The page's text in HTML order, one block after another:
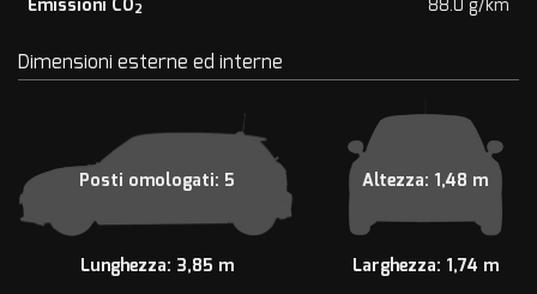
Emissioni CO2 88.0 g/km
Dimensioni esterne ed interne
Posti omologati: 5
Lunghezza: 3,85 m
Altezza: 1,48 m
Larghezza: 1,74 m